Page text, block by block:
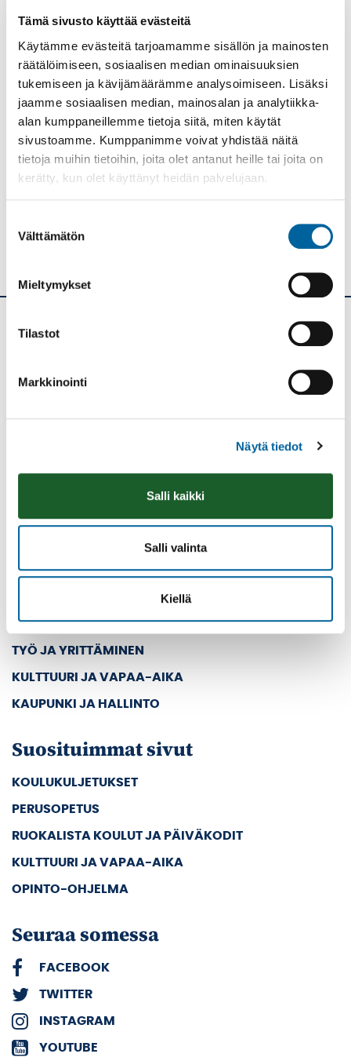
Tämä sivusto käyttää evästeitä
Käytämme evästeitä tarjoamamme sisällön ja mainosten
räätälöimiseen, sosiaalisen median ominaisuuksien
tukemiseen ja kävijämäärämme analysoimiseen. Lisäksi
jaamme sosiaalisen median, mainosalan ja analytiikka-
alan kumppaneillemme tietoja siitä, miten käytät
sivustoamme. Kumppanimme voivat yhdistää näitä
tietoja muihin tietoihin, joita olet antanut heille tai joita on
kerätty, kun olet käyttänyt heidän palvelujaan.
valinta
Välttämätön
Mieltymykset
Tilastot
Markkinointi
Näytä tiedot
Salli kaikki
Salli valinta
Kiellä
LUKIO
KANSALAISOPISTO
Tulosta
Löytyikö
sisällöstä
korjattavaa?
Ikaalisten kaupunki
Kolmen airon katu 3
Pääsivut
ASUMINEN JA YMPÄRISTÖ
KASVATUS JA KOULUTUS
SOSIAALI- JA TERVEYSPALVELUT
TYÖ JA YRITTÄMINEN
KULTTUURI JA VAPAA-AIKA
KAUPUNKI JA HALLINTO
Suosituimmat sivut
KOULUKULJETUKSET
PERUSOPETUS
RUOKALISTA KOULUT JA PÄIVÄKODIT
KULTTUURI JA VAPAA-AIKA
OPINTO-OHJELMA
Seuraa somessa
FACEBOOK
TWITTER
INSTAGRAM
YOUTUBE